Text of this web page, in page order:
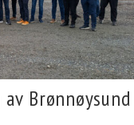
Brønnøysund